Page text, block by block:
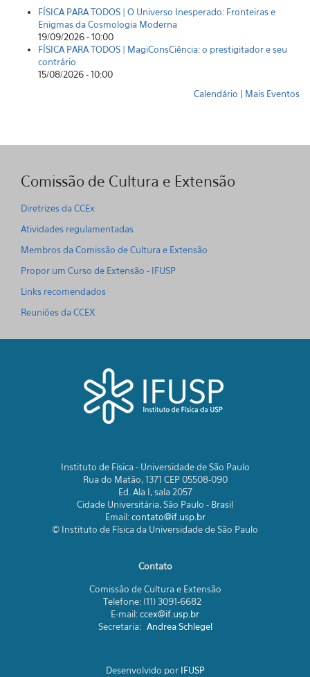
FÍSICA PARA TODOS | O Universo Inesperado: Fronteiras e
Enigmas da Cosmologia Moderna
19/09/2026 - 10:00
FÍSICA PARA TODOS | MagiConsCiência: o prestigitador e seu
contrário
15/08/2026 - 10:00
Calendário | Mais Eventos
Comissão de Cultura e Extensão
Diretrizes da CCEx
Atividades regulamentadas
Membros da Comissão de Cultura e Extensão
Propor um Curso de Extensão - IFUSP
Links recomendados
Reuniões da CCEX
Instituto de Física - Universidade de São Paulo
Rua do Matão, 1371 CEP 05508-090
Ed. Ala I, sala 2057
Cidade Universitária, São Paulo - Brasil
Email:contato@if.usp.br
© Instituto de Física da Universidade de São Paulo
Contato
Comissão de Cultura e Extensão
Telefone: (11) 3091-6682
E-mail:ccex@if.usp.br
Secretaria: Andrea Schlegel
Desenvolvido por IFUSP